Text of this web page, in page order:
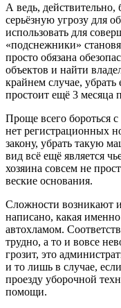
А ведь,
серьёзную угрозу для
использовать для
«подснежники»
просто обязана
объектов и найти
крайнем случае, убрать
простоит ещё 3 месяца
Проще всего бороться
нет регистрационных
закону, убрать такую
вид всё ещё является
хозяина совсем не
веские основания.
Сложности возникают
написано, какая
автохламом.
трудно, а то и вовсе
грозит, это
и то лишь в случае,
проезду уборочной
помощи.